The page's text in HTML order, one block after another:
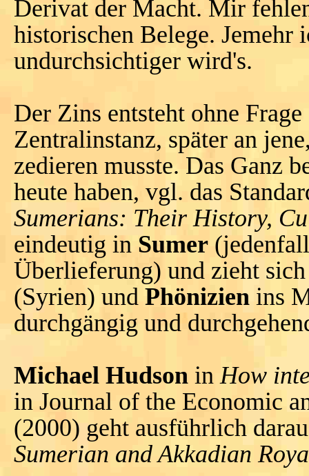
Derivat der Macht. Mir
historischen Belege. Jemehr
undurchsichtiger wird's.
Der Zins entsteht ohne
Zentralinstanz, später an
zedieren musste. Das Ganz
heute haben, vgl. das
Sumerians: Their History,
eindeutig in Sumer
Überlieferung) und zieht
(Syrien) und Phönizien ins
durchgängig und
Michael Hudson in How
in Journal of the Economic
(2000) geht ausführlich
Sumerian and Akkadian